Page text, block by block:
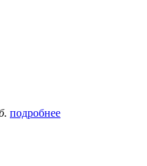
подробнее